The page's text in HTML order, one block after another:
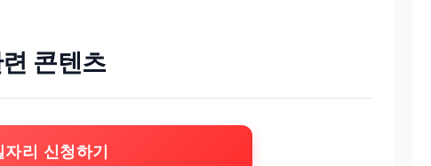
콘텐츠
리 신청하기